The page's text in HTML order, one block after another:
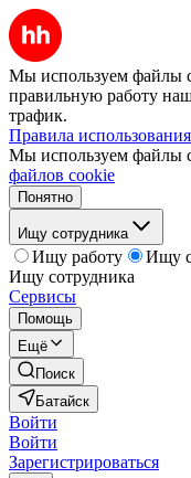
Мы используем файлы
правильную работу
трафик.
Правила
Мы используем файлы
файлов cookie
Понятно
Ищу сотрудника
Ищу работу
Ищу
Ищу сотрудника
Сервисы
Помощь
Ещё
Поиск
Батайск
Войти
Войти
Зарегистрироваться